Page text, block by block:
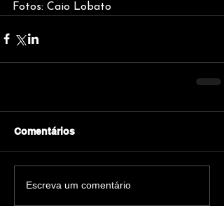
Fotos: Caio Lobato
Comentários
Escreva um comentário